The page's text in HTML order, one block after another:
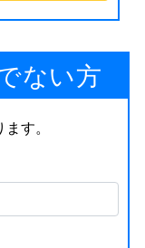
ない方
す。